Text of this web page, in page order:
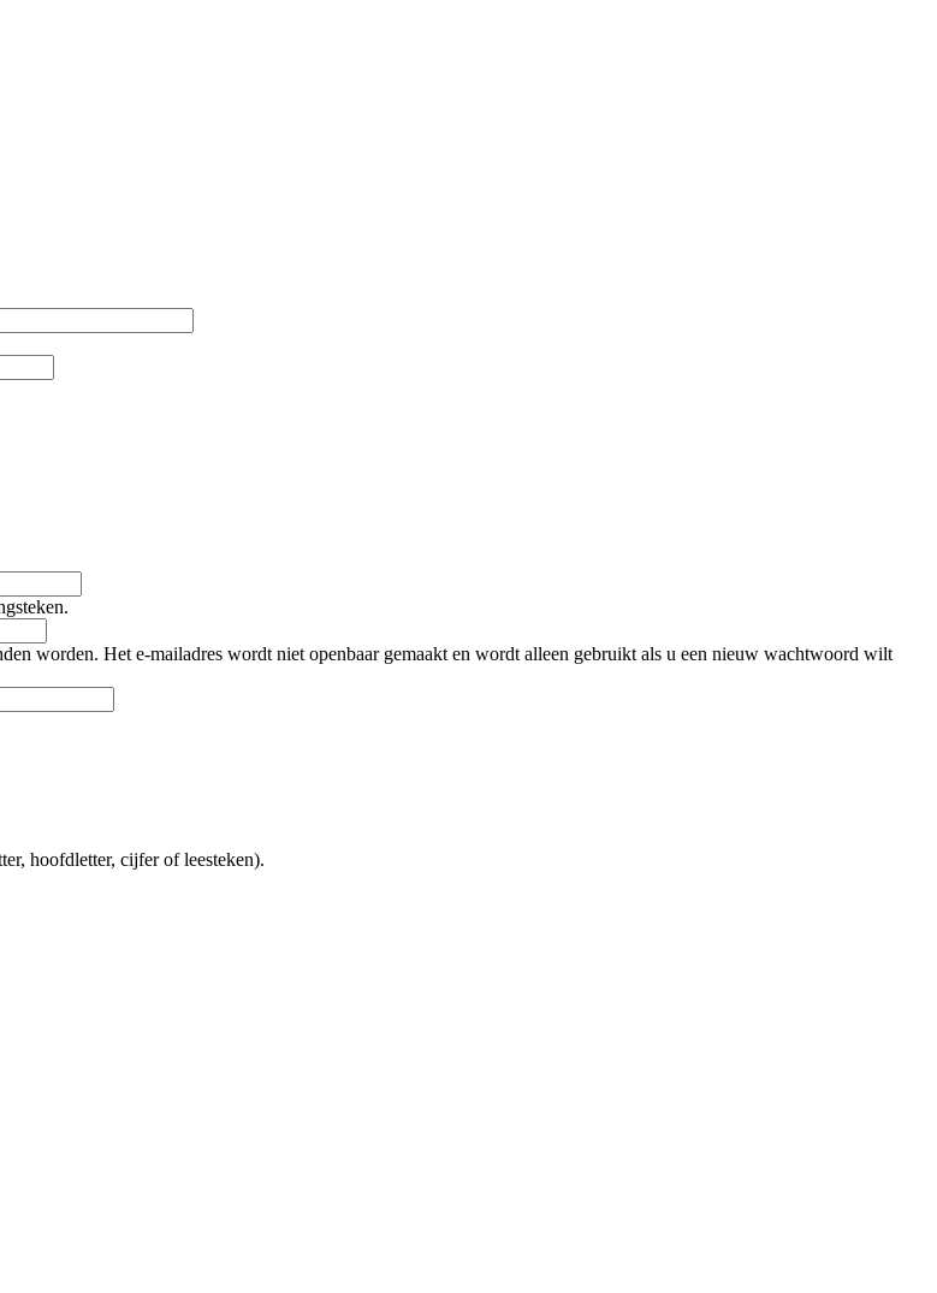
worden. Het e-mailadres wordt niet openbaar gemaakt en wordt alleen gebruikt als u een nieuw wachtwoord wilt
hoofdletter, cijfer of leesteken).